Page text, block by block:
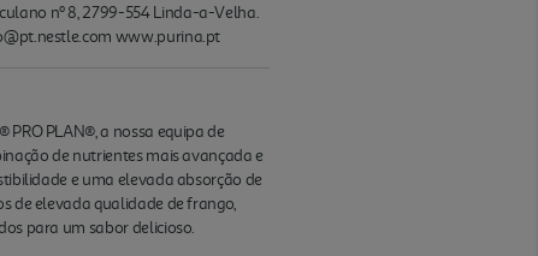
nº 8, 2799-554 Linda-a-Velha.
www.purina.pt
PLAN®, a nossa equipa de
de nutrientes mais avançada e
e uma elevada absorção de
de elevada qualidade de frango,
para um sabor delicioso.